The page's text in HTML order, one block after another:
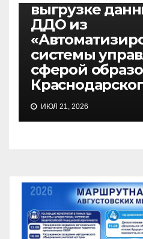
выгрузке
ДДО из
системы
сферой
ИЮЛ 21, 2026